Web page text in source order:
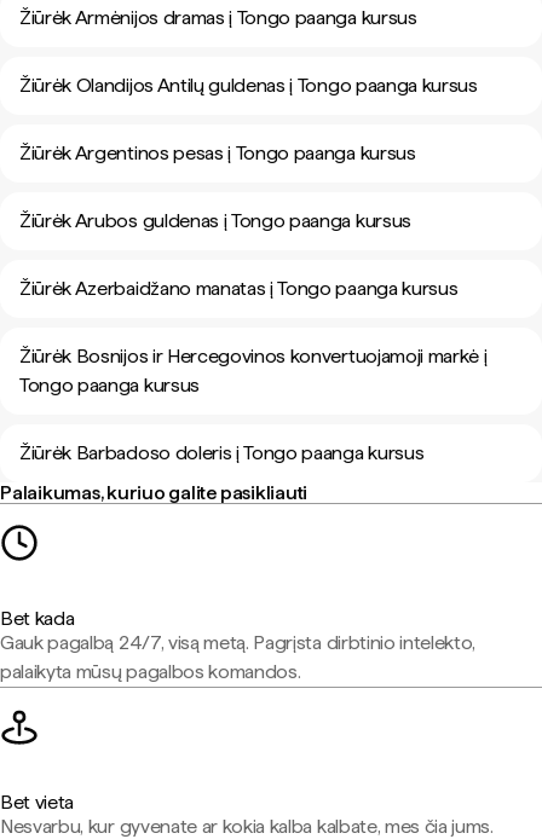
Žiūrėk Armėnijos dramas į Tongo paanga kursus
Žiūrėk Olandijos Antilų guldenas į Tongo paanga kursus
Žiūrėk Argentinos pesas į Tongo paanga kursus
Žiūrėk Arubos guldenas į Tongo paanga kursus
Žiūrėk Azerbaidžano manatas į Tongo paanga kursus
Žiūrėk Bosnijos ir Hercegovinos konvertuojamoji markė į
Tongo paanga kursus
Žiūrėk Barbadoso doleris į Tongo paanga kursus
Palaikumas, kuriuo galite pasikliauti
Bet kada
Gauk pagalbą 24/7, visą metą. Pagrįsta dirbtinio intelekto,
palaikyta mūsų pagalbos komandos.
Bet vieta
Nesvarbu, kur gyvenate ar kokia kalba kalbate, mes čia jums.